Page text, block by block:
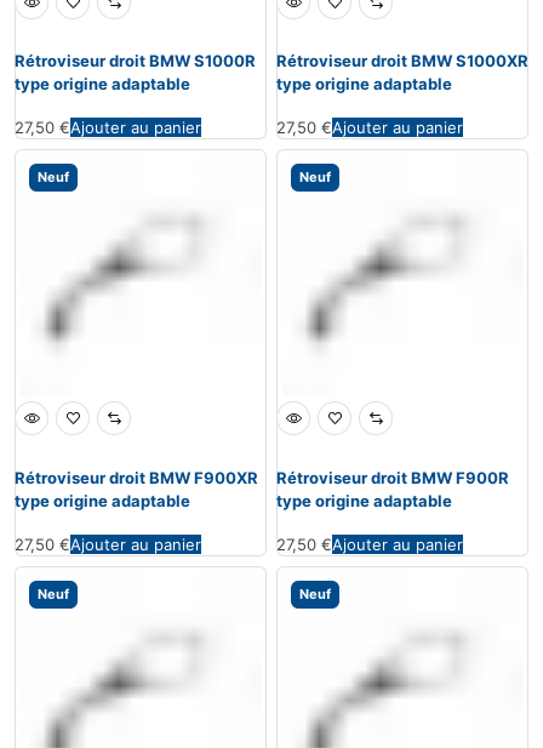
Rétroviseur droit BMW S1000R
type origine adaptable
27,50 €Ajouter au panier
Rétroviseur droit BMW S1000XR
type origine adaptable
27,50 €Ajouter au panier
Neuf
Rétroviseur droit BMW F900XR
type origine adaptable
27,50 €Ajouter au panier
Neuf
Rétroviseur droit BMW F900R
type origine adaptable
27,50 €Ajouter au panier
Neuf Neuf